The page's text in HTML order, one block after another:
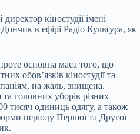
кіностудії імені
в ефірі Радіо Культура, як
основна маса того, що
обов’язків кіностудії та
на жаль, знищена.
головних уборів різних
тисяч одиниць одягу, а також
періоду Першої та Другої